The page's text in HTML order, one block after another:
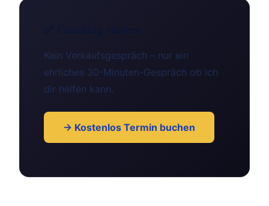
Kein Verkaufsgespräch – nur ein
ehrliches 30-Minuten-Gespräch ob ich
dir helfen kann.
→ Kostenlos Termin buchen